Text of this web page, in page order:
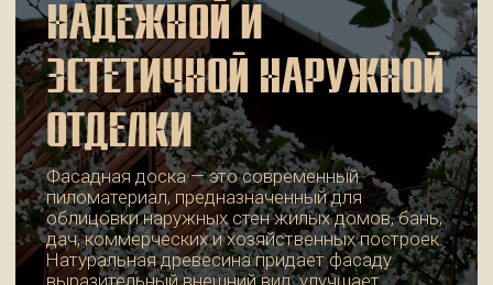
Фасадная доска — это современный
пиломатериал, предназначенный для
облицовки наружных стен жилых домов, бань,
дач, коммерческих и хозяйственных построек.
Натуральная древесина придает фасаду
выразительный внешний вид, улучшает
теплоизоляционные свойства здания
и помогает создать долговечную отделку,
которая гармонично вписывается в любой
архитектурный стиль.
Компания «99Досок» предлагает купить
фасадную доску собственного производства
с доставкой по Санкт-Петербургу
и Ленинградской области. В каталоге
представлены качественные пиломатериалы
из хвойных пород древесины, подходящие для
частного и коммерческого строительства.